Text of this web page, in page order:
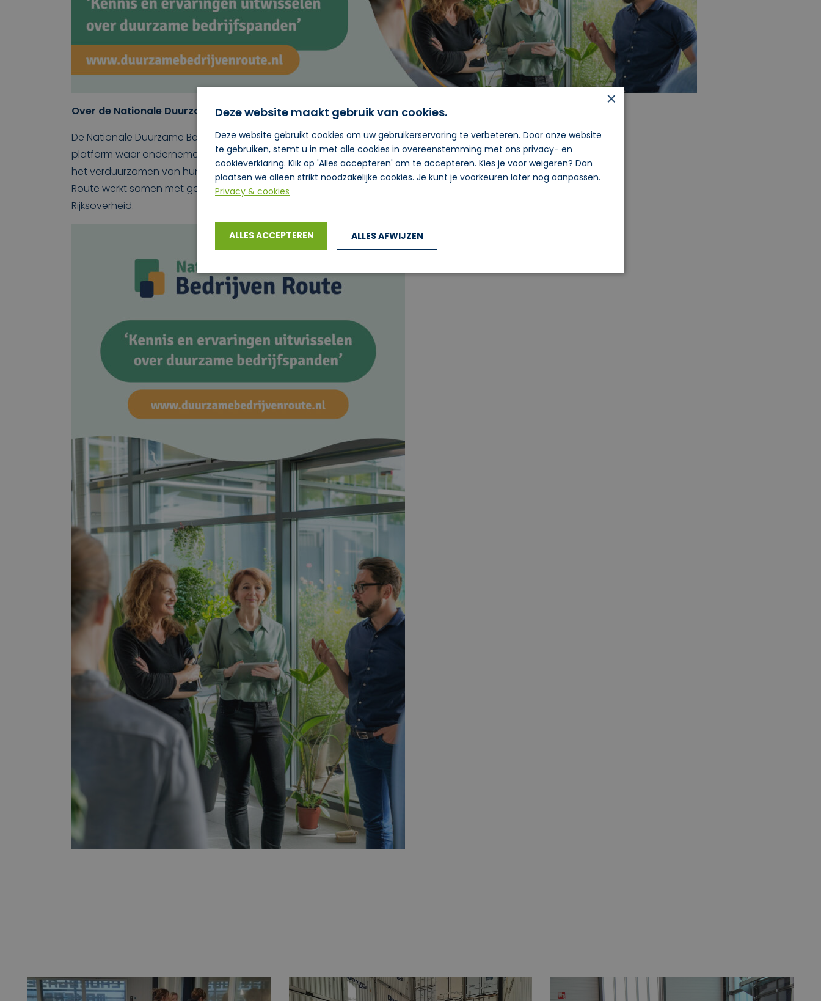
Over de Nationale Duurzame Bedrijven Route
De Nationale Duurzame Bedrijven Route is een onafhankelijk
platform waar ondernemers hun ervaringen, tips en vragen over
het verduurzamen van hun bedrijf delen. De Duurzame Bedrijven
Route werkt samen met gemeenten, provincies en de
Rijksoverheid.
×
Deze website maakt gebruik van cookies.
Deze website gebruikt cookies om uw gebruikerservaring te verbeteren. Door onze website
te gebruiken, stemt u in met alle cookies in overeenstemming met ons privacy- en
cookieverklaring. Klik op 'Alles accepteren' om te accepteren. Kies je voor weigeren? Dan
plaatsen we alleen strikt noodzakelijke cookies. Je kunt je voorkeuren later nog aanpassen.
Privacy & cookies
ALLES ACCEPTEREN ALLES AFWIJZEN